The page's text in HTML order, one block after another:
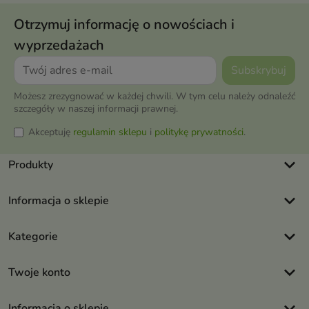
Otrzymuj informację o nowościach i
wyprzedażach
Możesz zrezygnować w każdej chwili. W tym celu należy odnaleźć
szczegóły w naszej informacji prawnej.
Akceptuję regulamin sklepu i politykę prywatności.
Produkty keyboard_arrow_down
Informacja o sklepie keyboard_arrow_down
Kategorie keyboard_arrow_down
Twoje konto keyboard_arrow_down